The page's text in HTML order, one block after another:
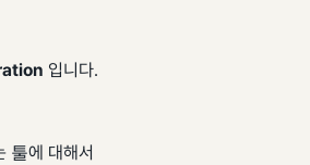
입니다.
툴에 대해서